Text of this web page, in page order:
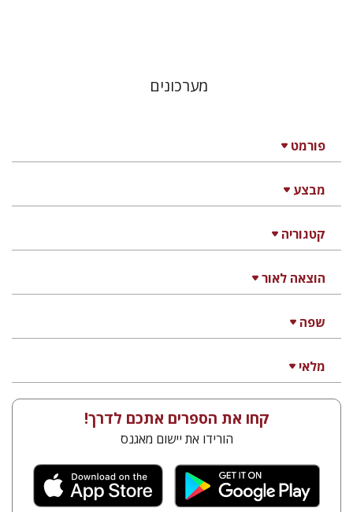
פורמט
מבצע
קטגוריה
הוצאה לאור
שפה
מלאי
מערכונים
קחו את הספרים אתכם לדרך!
הורידו את יישום מאגנס